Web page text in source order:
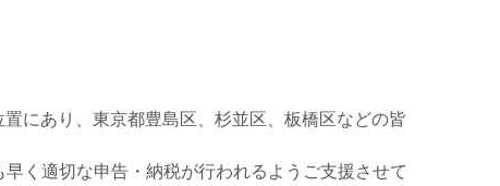
にあり、東京都豊島区、杉並区、板橋区などの皆
く適切な申告・納税が行われるようご支援させて